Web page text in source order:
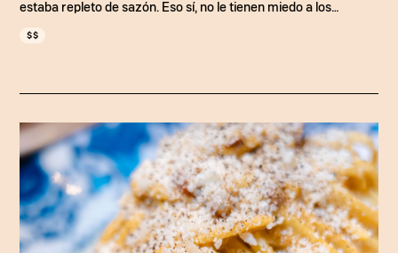
estaba repleto de sazón. Eso sí, no le tienen miedo a los
$$